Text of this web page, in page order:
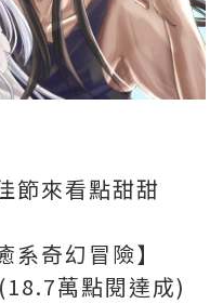
節來看點甜甜
系奇幻冒險】
萬點閱達成)